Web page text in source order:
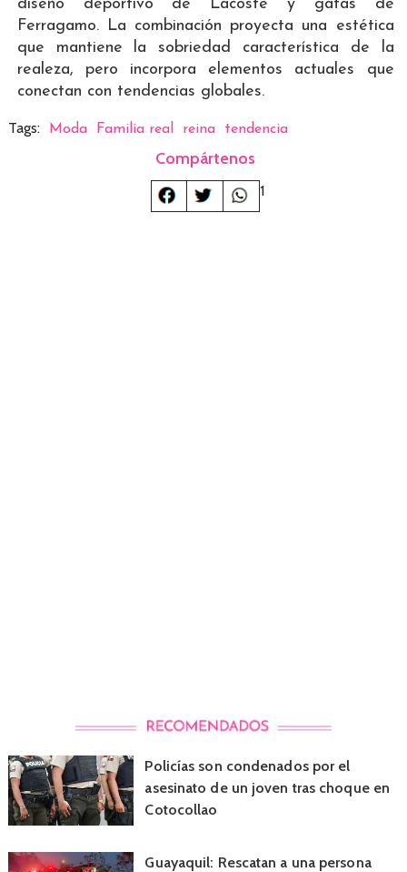
diseño deportivo de Lacoste y gafas de
Ferragamo. La combinación proyecta una estética
que mantiene la sobriedad característica de la
realeza, pero incorpora elementos actuales que
conectan con tendencias globales.
Tags: Moda Familia real reina tendencia
Compártenos
1
Policías son condenados por el
asesinato de un joven tras choque en
Cotocollao
Guayaquil: Rescatan a una persona